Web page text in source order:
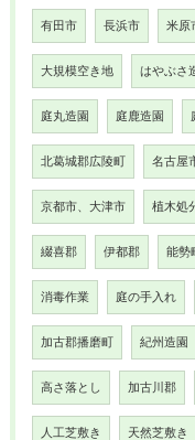
有田市 長浜市 米原
大規模空き地 はやぶさ
庭丸造園 庭鹿造園
北葛城郡広陵町 名古屋
京都市、大津市 植木処
綴喜郡 伊都郡 能勢
消毒作業 庭の手入れ
加古郡播磨町 紀州造園
高さ落とし 加古川郡
人工芝敷き 天然芝敷き